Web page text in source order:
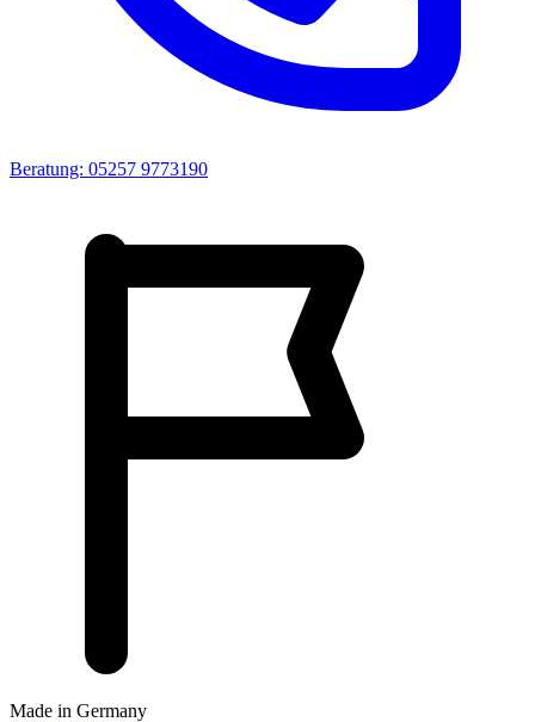
Beratung: 05257 9773190
Made in Germany